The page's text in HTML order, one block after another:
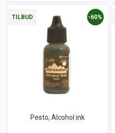
TILBUD
Pesto, Alcohol ink
-60%